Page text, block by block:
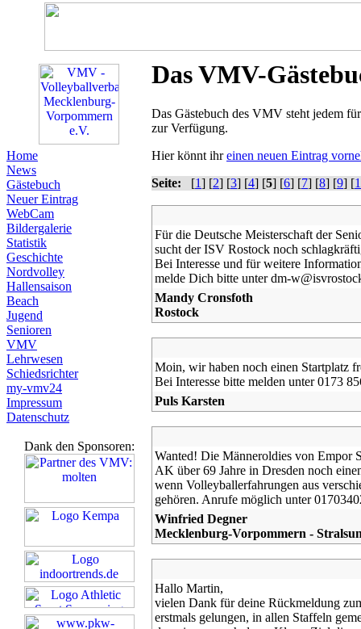
Home
News
Gästebuch
Neuer Eintrag
WebCam
Bildergalerie
Statistik
Geschichte
Nordvolley
Hallensaison
Beach
Jugend
Senioren
VMV
Lehrwesen
Schiedsrichter
my-vmv24
Impressum
Datenschutz
Dank den Sponsoren:
Das VMV-
Das Gästebuch des VMV steht jedem
zur Verfügung.
Hier könnt ihreinen neuen Eintrag
Seite: [1] [2] [3] [4] [5] [6] [7] [8] [9] [
Für die Deutsche Meisterschaft der
sucht der ISV Rostock noch
Bei Interesse und für weitere
melde Dich bitte unter dm-
Mandy Cronsfoth
Rostock
Moin, wir haben noch einen Startplatz
Bei Interesse bitte melden unter 0173
Puls Karsten
Wanted! Die Männeroldies von Empor
AK über 69 Jahre in Dresden noch
wenn Volleyballerfahrungen aus
gehören. Anrufe möglich unter
Winfried Degner
Mecklenburg-Vorpommern -
Hallo Martin,
vielen Dank für deine Rückmeldung
erstmals gelungen, in allen Staffeln